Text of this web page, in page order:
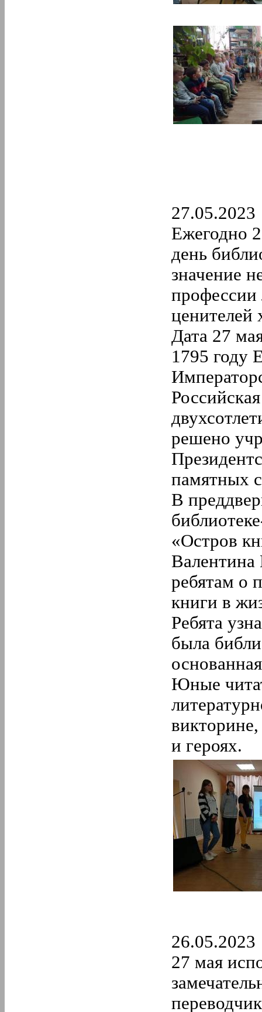
27.05.2023
Ежегодно
день
значение
профессии
ценителей
Дата 27
1795 году
решено
памятных
В
«Остров
Валентина
ребятам о
книги в
Ребята
была
Юные
и героях.
26.05.2023
27 мая